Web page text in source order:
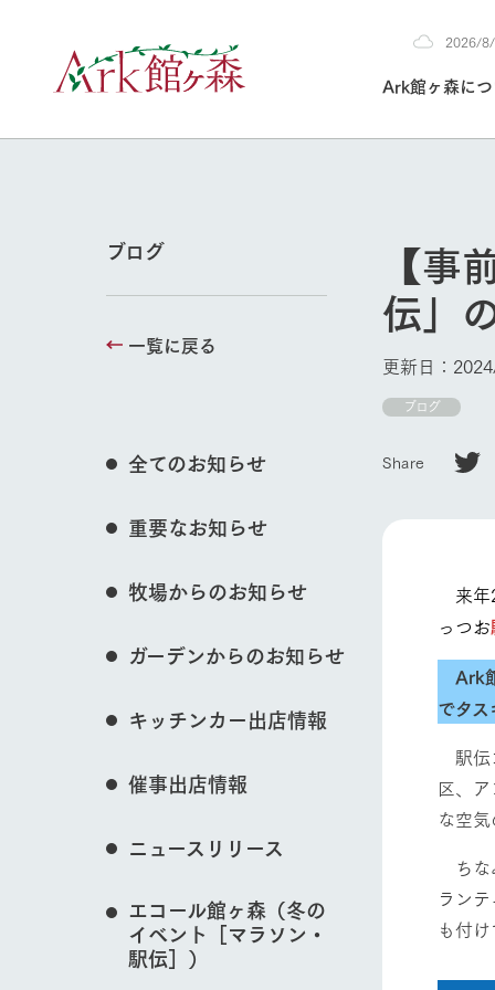
1Pでわかる
私たちの創業ス
事業領域・取り
わかりやすくご
50周年ヒス
アークグループ
記念し、これま
とめた映像を制
た。（動画サイ
育てる
環境を整え、
豊かな命を育む
館ヶ森高原豚
岩手県館ヶ森地
の中、徹底した
て育てています。
交通アクセス
団体のお客様へ
ペットをお連れのお客様へ
今日の牧
本日の営業時間
花状況などを毎日
施設・体験
フラワーガ
花のある美しい
わりを存分に味わ
レストラン
牧場の生産品を
周遊バス
牧場内を巡る周
営業時間・料金 交通アクセス
2026/
Ark館ヶ森に
【事
伝」
更新日：
ブログ
Share
来年
っつお
Ark
でタ
駅伝
区、
な空
ちな
ラン
も付
ブログ
一覧に戻る
全てのお知らせ
重要なお知らせ
牧場からのお知らせ
ガーデンからのお知らせ
キッチンカー出店情報
催事出店情報
ニュースリリース
エコール館ヶ森（冬の
イベント［マラソン・
駅伝］）